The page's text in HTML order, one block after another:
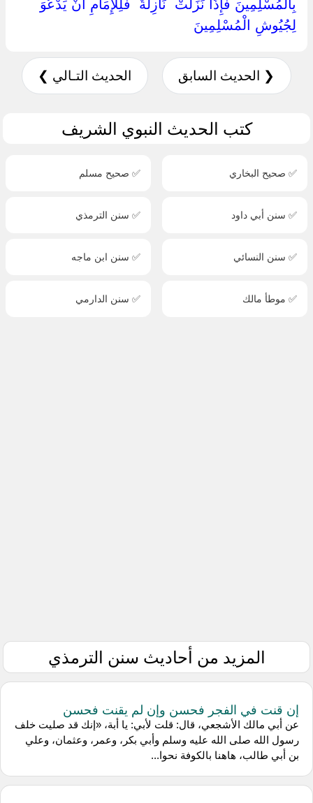
بِالْمُسْلِمِينَ فَإِذَا نَزَلَتْ ‏ ‏نَازِلَةٌ ‏ ‏فَلِلْإِمَامِ أَنْ يَدْعُوَ
لِجُيُوشِ الْمُسْلِمِينَ ‏
❮ الحديث السابق الحديث التـالي ❯
كتب الحديث النبوي الشريف
✅ صحيح البخاري ✅ صحيح مسلم
✅ سنن أبي داود ✅ سنن الترمذي
✅ سنن النسائي ✅ سنن ابن ماجه
✅ موطأ مالك ✅ سنن الدارمي
المزيد من أحاديث سنن الترمذي
إن قنت في الفجر فحسن وإن لم يقنت فحسن
عن أبي مالك الأشجعي، قال: قلت لأبي: يا أبة، «إنك قد صليت خلف
رسول الله صلى الله عليه وسلم وأبي بكر، وعمر، وعثمان، وعلي
بن أبي طالب، هاهنا بالكوفة نحوا...